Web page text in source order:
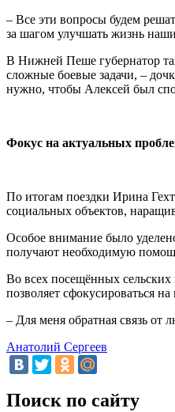
– Все эти вопросы будем
за шагом улучшать жизнь
В Нижней Пеше губернатор
сложные боевые задачи, –
нужно, чтобы Алексей был
Фокус на актуальных
По итогам поездки Ирина Гехт
социальных объектов,
Особое внимание было
получают необходимую
Во всех посещённых сельских
позволяет сфокусироваться
– Для меня обратная связь от
Анатолий Сергеев
Поиск по сайту